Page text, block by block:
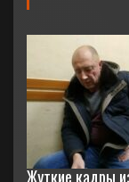
Жуткие кадры